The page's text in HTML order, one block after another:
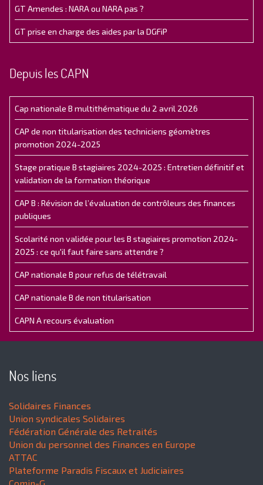
GT Amendes : NARA ou NARA pas ?
GT prise en charge des aides par la DGFiP
Depuis les CAPN
Cap nationale B multithématique du 2 avril 2026
CAP de non titularisation des techniciens géomètres
promotion 2024-2025
Stage pratique B stagiaires 2024-2025 : Entretien définitif et
validation de la formation théorique
CAP B : Révision de l’évaluation de contrôleurs des finances
publiques
Scolarité non validée pour les B stagiaires promotion 2024-
2025 : ce qu'il faut faire sans attendre ?
CAP nationale B pour refus de télétravail
CAP nationale B de non titularisation
CAPN A recours évaluation
Nos liens
Solidaires Finances
Union syndicales Solidaires
Fédération Générale des Retraités
Union du personnel des Finances en Europe
ATTAC
Plateforme Paradis Fiscaux et Judiciaires